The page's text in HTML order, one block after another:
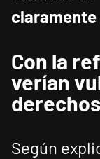
Con la
verían
Según